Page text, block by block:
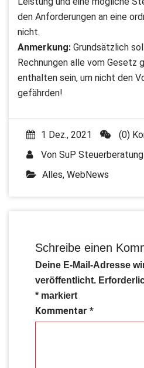
den Anforderungen an eine
nicht.
Anmerkung: Grundsätzlich
Rechnungen alle vom Gesetz
enthalten sein, um nicht den
gefährden!
1 Dez., 2021
(0)
Von SuP Steuerberatung
Alles, WebNews
Schreibe einen
Deine E-Mail-Adresse
veröffentlicht.
* markiert
Kommentar *